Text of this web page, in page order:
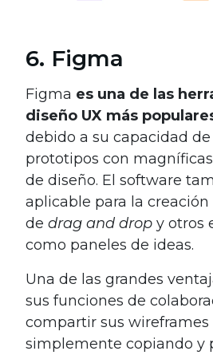
6. Figma
Figma es una de las
diseño UX más
debido a su capacidad
prototipos con
de diseño. El software
aplicable para la
de drag and drop y otros
como paneles de ideas.
Una de las grandes
sus funciones de
compartir sus wireframes
simplemente copiando y